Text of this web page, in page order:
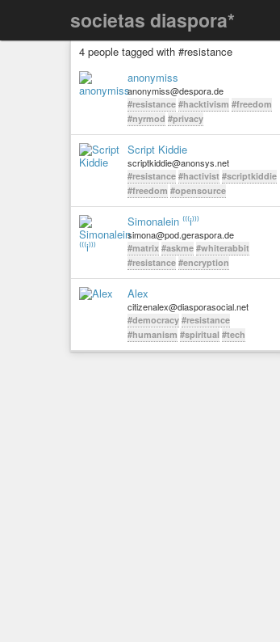
societas diaspora*
4 people tagged with #resistance
anonymiss
anonymiss@despora.de
#resistance #hacktivism #freedom
#nyrmod #privacy
Script Kiddie
scriptkiddie@anonsys.net
#resistance #hactivist #scriptkiddie
#freedom #opensource
Simonalein ⁽⁽⁽i⁾⁾⁾
simona@pod.geraspora.de
#matrix #askme #whiterabbit
#resistance #encryption
Alex
citizenalex@diasporasocial.net
#democracy #resistance
#humanism #spiritual #tech